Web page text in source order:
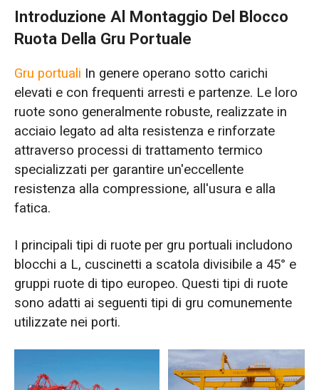
Introduzione Al Montaggio Del Blocco
Ruota Della Gru Portuale
Gru portuali In genere operano sotto carichi
elevati e con frequenti arresti e partenze. Le loro
ruote sono generalmente robuste, realizzate in
acciaio legato ad alta resistenza e rinforzate
attraverso processi di trattamento termico
specializzati per garantire un'eccellente
resistenza alla compressione, all'usura e alla
fatica.
I principali tipi di ruote per gru portuali includono
blocchi a L, cuscinetti a scatola divisibile a 45° e
gruppi ruote di tipo europeo. Questi tipi di ruote
sono adatti ai seguenti tipi di gru comunemente
utilizzate nei porti.